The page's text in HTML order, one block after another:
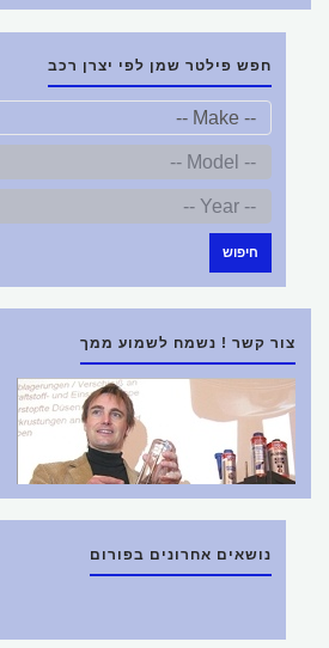
חפש פילטר שמן לפי יצרן רכב
חיפוש
צור קשר ! נשמח לשמוע ממך
נושאים אחרונים בפורום